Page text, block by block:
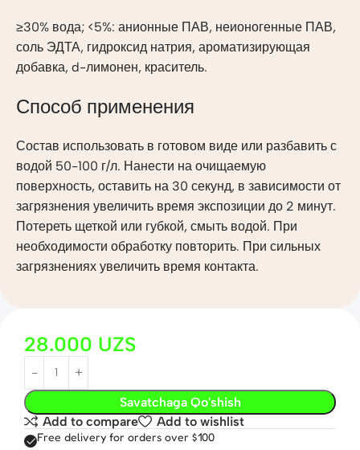
≥30% вода; <5%: анионные ПАВ, неионогенные ПАВ,
соль ЭДТА, гидроксид натрия, ароматизирующая
добавка, d-лимонен, краситель.
Способ применения
Состав использовать в готовом виде или разбавить с
водой 50-100 г/л. Нанести на очищаемую
поверхность, оставить на 30 секунд, в зависимости от
загрязнения увеличить время экспозиции до 2 минут.
Потереть щеткой или губкой, смыть водой. При
необходимости обработку повторить. При сильных
загрязнениях увеличить время контакта.
28.000 UZS
Savatchaga Qo'shish
Add to compare
Add to wishlist
Free delivery for orders over $100